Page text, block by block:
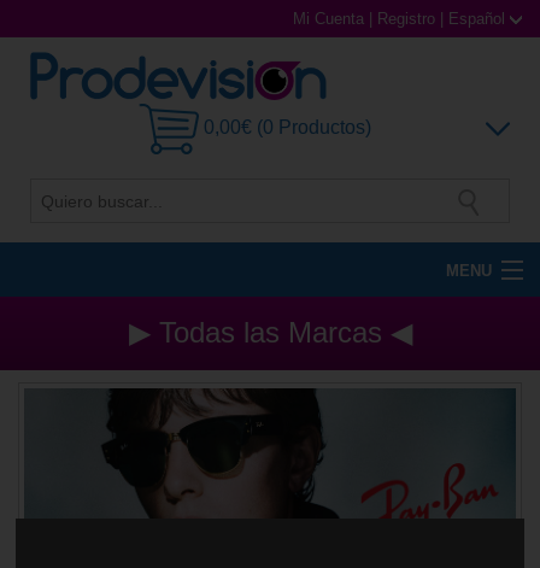
Mi Cuenta Registro Español
0,00€ (0 Productos)
MENU
Gafas de Sol
Gafas Graduadas
Gafas Deportivas
Lentillas
▶ Todas las Marcas ◀